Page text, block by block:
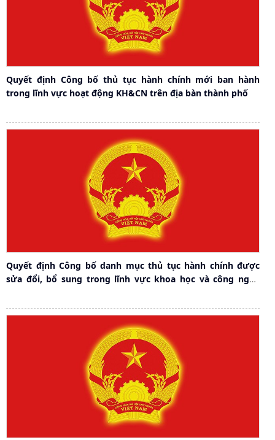
Quyết định Công bố thủ tục hành chính mới ban hành
trong lĩnh vực hoạt động KH&CN trên địa bàn thành phố
Quyết định Công bố danh mục thủ tục hành chính được
sửa đổi, bổ sung trong lĩnh vực khoa học và công nghệ